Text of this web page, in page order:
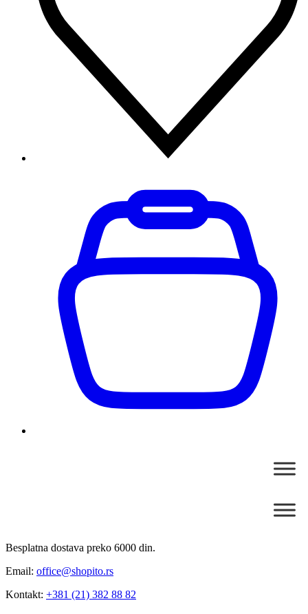
Besplatna dostava preko 6000 din.
Email: office@shopito.rs
Kontakt: +381 (21) 382 88 82